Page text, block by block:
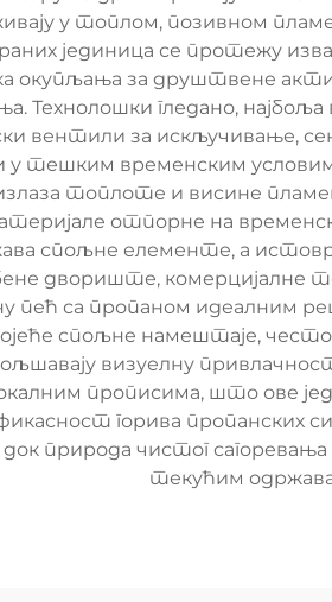
у топлом, позивном
јединица се протежу
окупљања за друштвене
Технолошки гледано,
вентили за искључивање,
у тешким временским
топлоте и висине
отпорне на
спољне елементе, а
двориште, комерцијалне
пећ са пропаном идеалним
спољне намештаје,
визуелну
прописима, што ове
горива пропанских
природа чистог
текућим